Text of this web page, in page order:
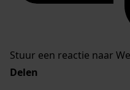
Stuur een reactie naar
Delen